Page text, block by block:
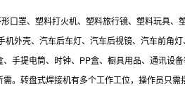
罩、塑料打火机、塑料旅行镜、塑料玩具、
外壳、汽车后车灯、汽车后视镜、汽车前角
手提电筒、时钟、PP盒、橱具用品、通讯设
。转盘式焊接机有多个工作工位，操作员只